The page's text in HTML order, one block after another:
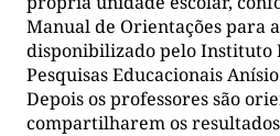
Manual de Orientações para
disponibilizado pelo Instituto
Pesquisas Educacionais
Depois os professores são
compartilharem os